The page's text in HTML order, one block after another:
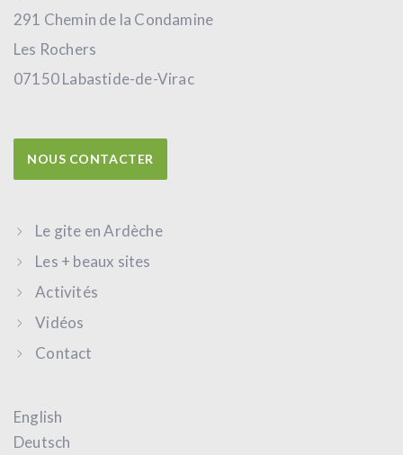
291 Chemin de la Condamine
Les Rochers
07150 Labastide-de-Virac
NOUS CONTACTER
Le gite en Ardèche
Les + beaux sites
Activités
Vidéos
Contact
English
Deutsch